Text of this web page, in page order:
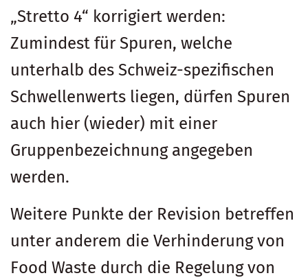
„Stretto 4“ korrigiert werden:
Zumindest für Spuren, welche
unterhalb des Schweiz-spezifischen
Schwellenwerts liegen, dürfen Spuren
auch hier (wieder) mit einer
Gruppenbezeichnung angegeben
werden.
Weitere Punkte der Revision betreffen
unter anderem die Verhinderung von
Food Waste durch die Regelung von